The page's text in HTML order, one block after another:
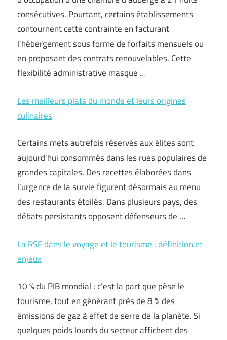
consécutives. Pourtant, certains établissements
contournent cette contrainte en facturant
l’hébergement sous forme de forfaits mensuels ou
en proposant des contrats renouvelables. Cette
flexibilité administrative masque …
Les meilleurs plats du monde et leurs origines
culinaires
Certains mets autrefois réservés aux élites sont
aujourd’hui consommés dans les rues populaires de
grandes capitales. Des recettes élaborées dans
l’urgence de la survie figurent désormais au menu
des restaurants étoilés. Dans plusieurs pays, des
débats persistants opposent défenseurs de …
La RSE dans le voyage et le tourisme : définition et
enjeux
10 % du PIB mondial : c’est la part que pèse le
tourisme, tout en générant près de 8 % des
émissions de gaz à effet de serre de la planète. Si
quelques poids lourds du secteur affichent des